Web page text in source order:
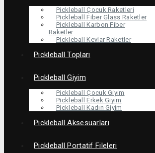
Pickleball Çocuk Raketleri
Pickleball Fiber Glass Raketler
Pickleball Karbon Fiber
Raketler
Pickleball Kevlar Raketler
Pickleball Topları
Pickleball Giyim
Pickleball Çocuk Giyim
Pickleball Erkek Giyim
Pickleball Kadın Giyim
Pickleball Aksesuarları
Pickleball Portatif Fileleri